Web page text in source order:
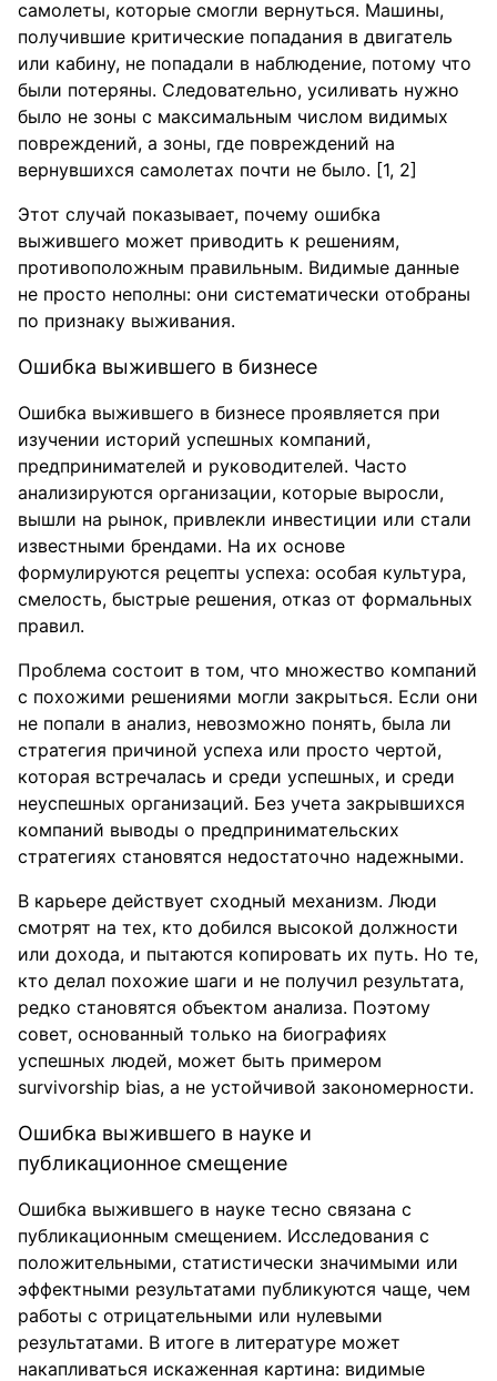
самолеты, которые смогли вернуться. Машины,
получившие критические попадания в двигатель
или кабину, не попадали в наблюдение, потому что
были потеряны. Следовательно, усиливать нужно
было не зоны с максимальным числом видимых
повреждений, а зоны, где повреждений на
вернувшихся самолетах почти не было. [1, 2]
Этот случай показывает, почему ошибка
выжившего может приводить к решениям,
противоположным правильным. Видимые данные
не просто неполны: они систематически отобраны
по признаку выживания.
Ошибка выжившего в бизнесе
Ошибка выжившего в бизнесе проявляется при
изучении историй успешных компаний,
предпринимателей и руководителей. Часто
анализируются организации, которые выросли,
вышли на рынок, привлекли инвестиции или стали
известными брендами. На их основе
формулируются рецепты успеха: особая культура,
смелость, быстрые решения, отказ от формальных
правил.
Проблема состоит в том, что множество компаний
с похожими решениями могли закрыться. Если они
не попали в анализ, невозможно понять, была ли
стратегия причиной успеха или просто чертой,
которая встречалась и среди успешных, и среди
неуспешных организаций. Без учета закрывшихся
компаний выводы о предпринимательских
стратегиях становятся недостаточно надежными.
В карьере действует сходный механизм. Люди
смотрят на тех, кто добился высокой должности
или дохода, и пытаются копировать их путь. Но те,
кто делал похожие шаги и не получил результата,
редко становятся объектом анализа. Поэтому
совет, основанный только на биографиях
успешных людей, может быть примером
survivorship bias, а не устойчивой закономерности.
Ошибка выжившего в науке и
публикационное смещение
Ошибка выжившего в науке тесно связана с
публикационным смещением. Исследования с
положительными, статистически значимыми или
эффектными результатами публикуются чаще, чем
работы с отрицательными или нулевыми
результатами. В итоге в литературе может
накапливаться искаженная картина: видимые